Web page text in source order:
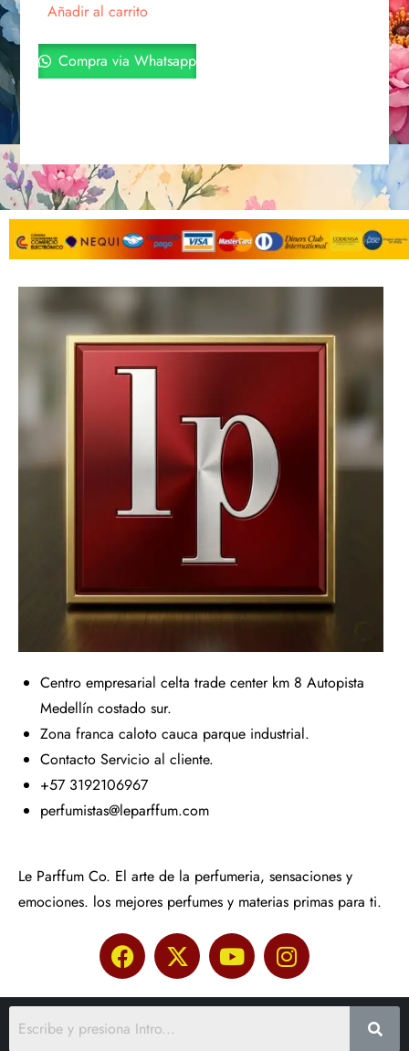
Añadir al carrito
Compra via Whatsapp
Centro empresarial celta trade center km 8 Autopista
Medellín costado sur.
Zona franca caloto cauca parque industrial.
Contacto Servicio al cliente.
+57 3192106967
perfumistas@leparffum.com
Le Parffum Co. El arte de la perfumeria, sensaciones y
emociones. los mejores perfumes y materias primas para ti.